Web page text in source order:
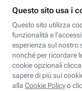
Formazione
Fastweb Digital
STEP FuturAbility